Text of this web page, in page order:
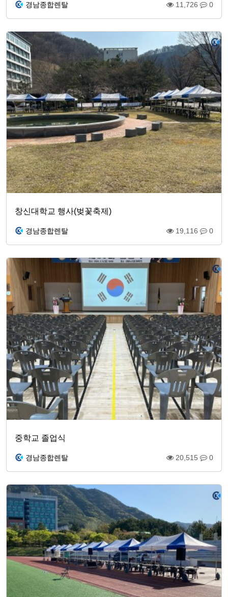
경남종합렌탈 11,726 0
창신대학교 행사(벚꽃축제)
경남종합렌탈 19,116 0
중학교 졸업식
경남종합렌탈 20,515 0